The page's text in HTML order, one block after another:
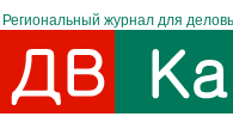
Региональный журнал для